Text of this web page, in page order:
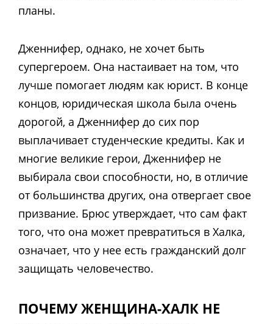
планы.
Дженнифер, однако, не хочет быть
супергероем. Она настаивает на том, что
лучше помогает людям как юрист. В конце
концов, юридическая школа была очень
дорогой, а Дженнифер до сих пор
выплачивает студенческие кредиты. Как и
многие великие герои, Дженнифер не
выбирала свои способности, но, в отличие
от большинства других, она отвергает свое
призвание. Брюс утверждает, что сам факт
того, что она может превратиться в Халка,
означает, что у нее есть гражданский долг
защищать человечество.
ПОЧЕМУ ЖЕНЩИНА-ХАЛК НЕ